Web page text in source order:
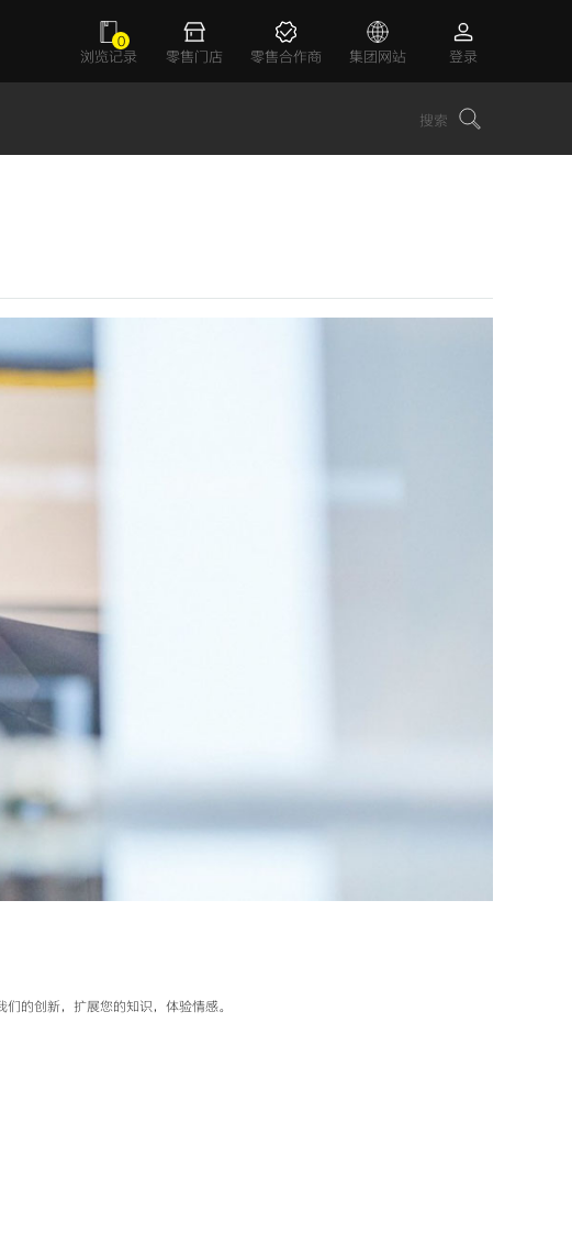
0
浏览记录
零售门店 零售合作商 集团网站 登录
们的创新，扩展您的知识，体验情感。